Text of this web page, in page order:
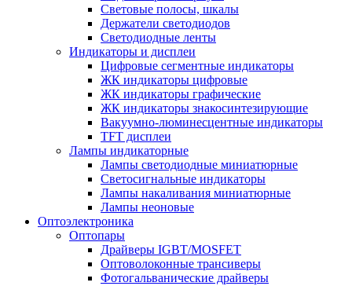
Световые полосы, шкалы
Держатели светодиодов
Светодиодные ленты
Индикаторы и дисплеи
Цифровые сегментные индикаторы
ЖК индикаторы цифровые
ЖК индикаторы графические
ЖК индикаторы знакосинтезирующие
Вакуумно-люминесцентные индикаторы
TFT дисплеи
Лампы индикаторные
Лампы светодиодные миниатюрные
Светосигнальные индикаторы
Лампы накаливания миниатюрные
Лампы неоновые
Оптоэлектроника
Оптопары
Драйверы IGBT/MOSFET
Оптоволоконные трансиверы
Фотогальванические драйверы